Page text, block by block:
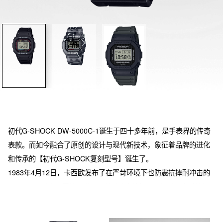
初代G-SHOCK DW-5000C-1诞生于四十多年前，是手表界的传奇
表款。而如今融合了原创的设计与现代新技术，象征着品牌的进化
和传承的【初代G-SHOCK复刻型号】诞生了。
1983年4月12日，卡西欧发布了在严苛环境下也防震抗摔耐冲击的
G-SHOCK手表，震惊了世界。其耐冲击性能远远超过了当时的行